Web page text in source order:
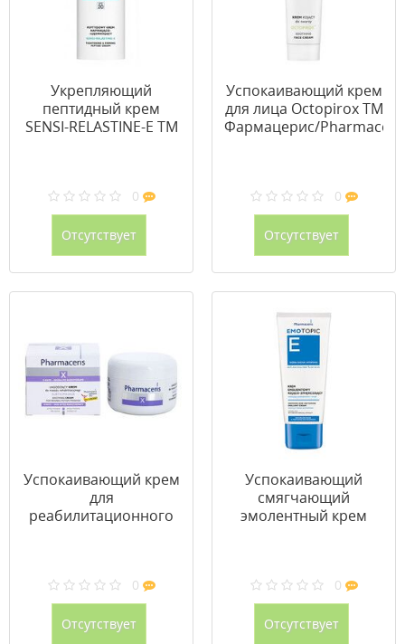
Укрепляющий
пептидный крем
SENSI-RELASTINE-E ТМ
0
Отсутствует
Успокаивающий крем
для лица Octopirox ТМ
Фармацерис/
0
Отсутствует
Успокаивающий крем
для
реабилитационного
Pharmaceris 175 мл
0
Отсутствует
Успокаивающий
смягчающий
эмолентный крем
0
Отсутствует